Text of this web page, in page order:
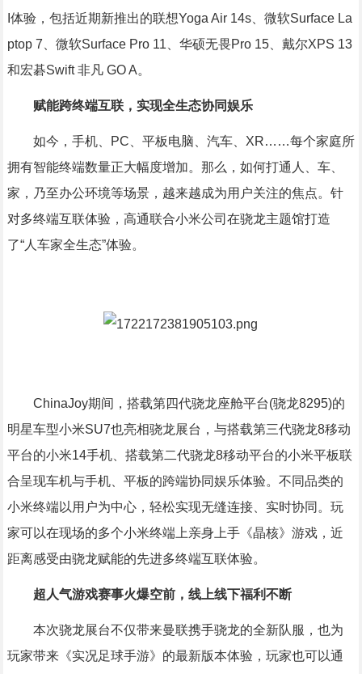
I体验，包括近期新推出的联想Yoga Air 14s、微软Surface La
ptop 7、微软Surface Pro 11、华硕无畏Pro 15、戴尔XPS 13
和宏碁Swift 非凡 GO A。
赋能跨终端互联，实现全生态协同娱乐
如今，手机、PC、平板电脑、汽车、XR……每个家庭所
拥有智能终端数量正大幅度增加。那么，如何打通人、车、
家，乃至办公环境等场景，越来越成为用户关注的焦点。针
对多终端互联体验，高通联合小米公司在骁龙主题馆打造
了“人车家全生态”体验。
ChinaJoy期间，搭载第四代骁龙座舱平台(骁龙8295)的
明星车型小米SU7也亮相骁龙展台，与搭载第三代骁龙8移动
平台的小米14手机、搭载第二代骁龙8移动平台的小米平板联
合呈现车机与手机、平板的跨端协同娱乐体验。不同品类的
小米终端以用户为中心，轻松实现无缝连接、实时协同。玩
家可以在现场的多个小米终端上亲身上手《晶核》游戏，近
距离感受由骁龙赋能的先进多终端互联体验。
超人气游戏赛事火爆空前，线上线下福利不断
本次骁龙展台不仅带来曼联携手骁龙的全新队服，也为
玩家带来《实况足球手游》的最新版本体验，玩家也可以通